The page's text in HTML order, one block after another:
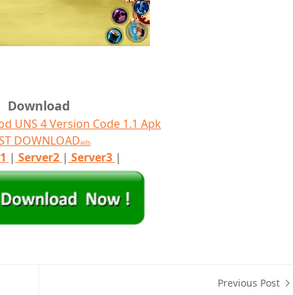
Download
UNS 4 Version Code 1.1 Apk
DOWNLOADads
| Server2 | Server3 |
Previous Post